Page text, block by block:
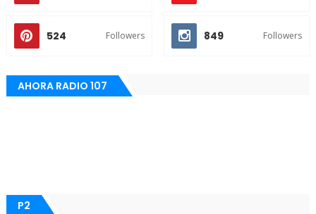
524 Followers 849 Followers
AHORA RADIO 107
P2